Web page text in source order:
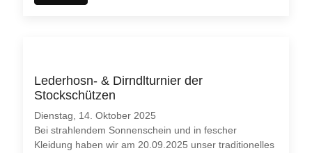
Lederhosn- & Dirndlturnier der
Stockschützen
Dienstag, 14. Oktober 2025
Bei strahlendem Sonnenschein und in fescher
Kleidung haben wir am 20.09.2025 unser traditionelles